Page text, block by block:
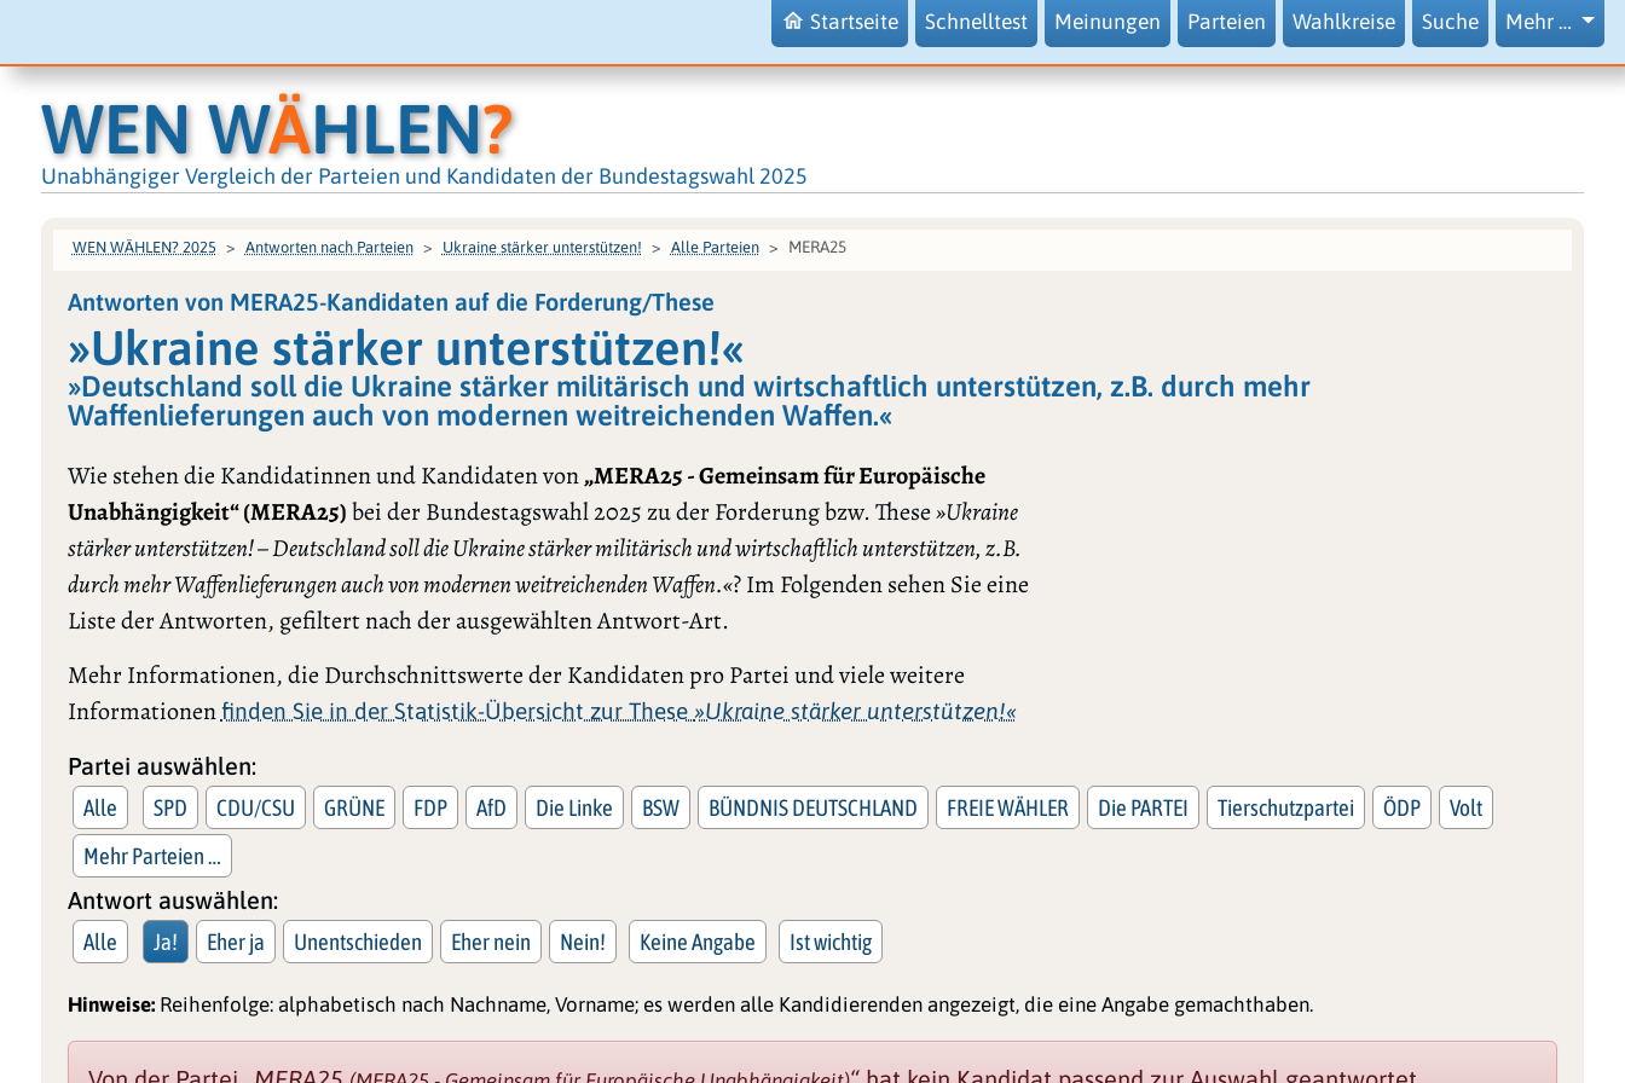
Startseite Schnelltest Meinungen Parteien Wahlkreise Suche Mehr …
WEN WÄHLEN?
Unabhängiger Vergleich der Parteien und Kandidaten der Bundestagswahl 2025
WEN WÄHLEN? 2025 Antworten nach Parteien Ukraine stärker unterstützen! Alle Parteien MERA25
Antworten von MERA25-Kandidaten auf die Forderung/These
»Ukraine stärker unterstützen!«
»Deutschland soll die Ukraine stärker militärisch und wirtschaftlich unterstützen, z.B. durch mehr
Waffenlieferungen auch von modernen weitreichenden Waffen.«
Wie stehen die Kandidatinnen und Kandidaten von„MERA25 - Gemeinsam für Europäische
Unabhängigkeit“ (MERA25)bei der Bundestagswahl 2025 zu der Forderung bzw. These»Ukraine
stärker unterstützen! – Deutschland soll die Ukraine stärker militärisch und wirtschaftlich unterstützen, z.B.
durch mehr Waffenlieferungen auch von modernen weitreichenden Waffen.«? Im Folgenden sehen Sie eine
Liste der Antworten, gefiltert nach der ausgewählten Antwort-Art.
Mehr Informationen, die Durchschnittswerte der Kandidaten pro Partei und viele weitere
Informationenfinden Sie in der Statistik-Übersicht zur These »Ukraine stärker unterstützen!«
Partei auswählen:
Alle SPD CDU/CSU GRÜNE FDP AfD Die Linke BSW BÜNDNIS DEUTSCHLAND FREIE WÄHLER Die PARTEI Tierschutzpartei ÖDP
Volt
Mehr Parteien …
Antwort auswählen:
Alle Ja! Eher ja Unentschieden Eher nein Nein! Keine Angabe Ist wichtig
Hinweise: Reihenfolge: alphabetisch nach Nachname, Vorname; es werden alle Kandidierenden angezeigt, die eine Angabe gemachthaben.